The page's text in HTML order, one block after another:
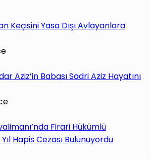
Keçisini Yasa Dışı Avlayanlara
Aziz’in Babası Sadri Aziz Hayatını
Firari Hükümlü
Hapis Cezası Bulunuyordu